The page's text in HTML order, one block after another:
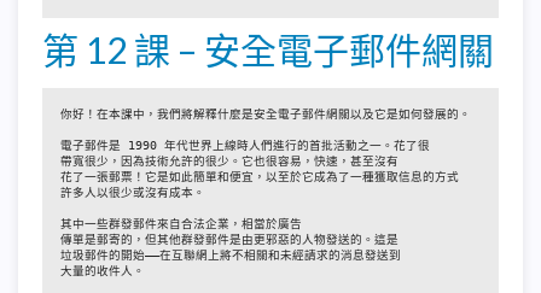
第 12 課 – 安全電子郵件網關
你好！在本課中，我們將解釋什麼是安全電子郵件網關以及它是如何發展的。
電子郵件是 1990 年代世界上線時人們進行的首批活動之一。花了很
帶寬很少，因為技術允許的很少。它也很容易，快速，甚至沒有
花了一張郵票！它是如此簡單和便宜，以至於它成為了一種獲取信息的方式
許多人以很少或沒有成本。
其中一些群發郵件來自合法企業，相當於廣告
傳單是郵寄的，但其他群發郵件是由更邪惡的人物發送的。這是
垃圾郵件的開始——在互聯網上將不相關和未經請求的消息發送到
大量的收件人。